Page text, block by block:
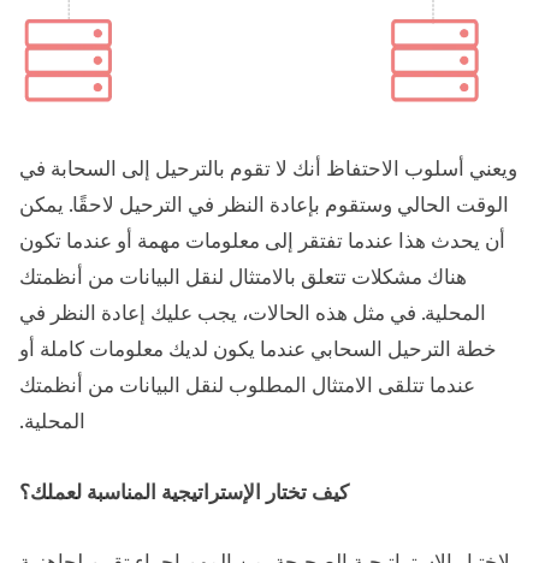
ويعني أسلوب الاحتفاظ أنك لا تقوم بالترحيل إلى السحابة في
الوقت الحالي وستقوم بإعادة النظر في الترحيل لاحقًا. يمكن
أن يحدث هذا عندما تفتقر إلى معلومات مهمة أو عندما تكون
هناك مشكلات تتعلق بالامتثال لنقل البيانات من أنظمتك
المحلية. في مثل هذه الحالات، يجب عليك إعادة النظر في
خطة الترحيل السحابي عندما يكون لديك معلومات كاملة أو
عندما تتلقى الامتثال المطلوب لنقل البيانات من أنظمتك
المحلية.
كيف تختار الإستراتيجية المناسبة لعملك؟